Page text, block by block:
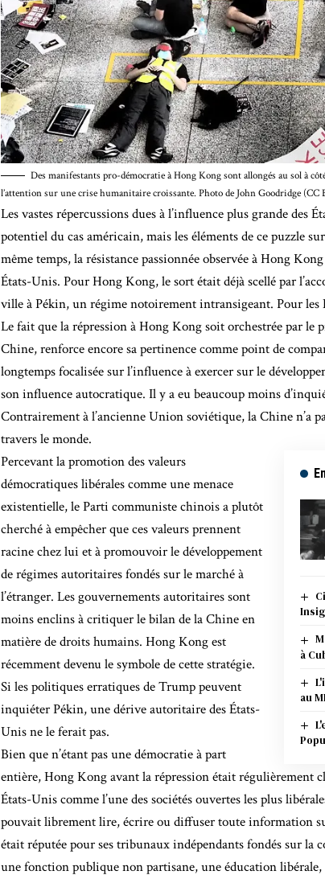
Des manifestants pro-démocratie à Hong Kong sont allongés au sol à
l’attention sur une crise humanitaire croissante. Photo de John Goodridge
Les vastes répercussions dues à l’influence plus grande des
potentiel du cas américain, mais les éléments de ce puzzle
même temps, la résistance passionnée observée à Hong
États-Unis. Pour Hong Kong, le sort était déjà scellé par
ville à Pékin, un régime notoirement intransigeant. Pour les
Le fait que la répression à Hong Kong soit orchestrée par
Chine, renforce encore sa pertinence comme point de
longtemps focalisée sur l’influence à exercer sur le
son influence autocratique. Il y a eu beaucoup moins
Contrairement à l’ancienne Union soviétique, la Chine n’a
travers le monde.
à
au
Percevant la promotion des valeurs
démocratiques libérales comme une menace
existentielle, le Parti communiste chinois a plutôt
cherché à empêcher que ces valeurs prennent
racine chez lui et à promouvoir le développement
de régimes autoritaires fondés sur le marché à
l’étranger. Les gouvernements autoritaires sont
moins enclins à critiquer le bilan de la Chine en
matière de droits humains. Hong Kong est
récemment devenu le symbole de cette stratégie.
Si les politiques erratiques de Trump peuvent
inquiéter Pékin, une dérive autoritaire des États-
Unis ne le ferait pas.
Bien que n’étant pas une démocratie à part
entière, Hong Kong avant la répression était régulièrement
États-Unis comme l’une des sociétés ouvertes les plus
pouvait librement lire, écrire ou diffuser toute information
était réputée pour ses tribunaux indépendants fondés sur la
une fonction publique non partisane, une éducation